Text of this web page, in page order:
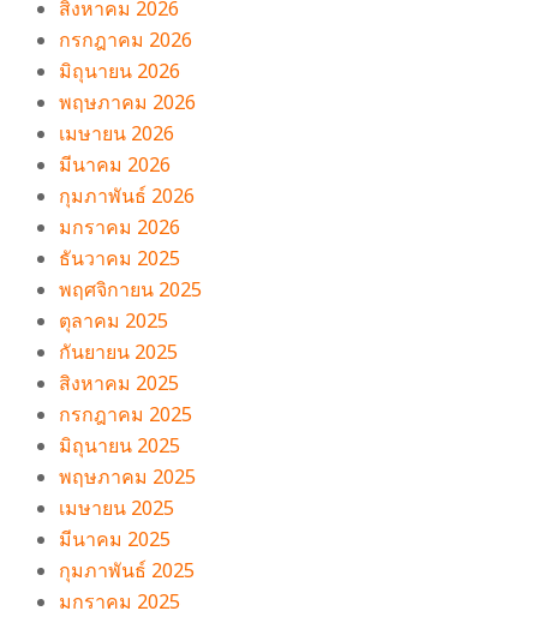
สิงหาคม 2026
กรกฎาคม 2026
มิถุนายน 2026
พฤษภาคม 2026
เมษายน 2026
มีนาคม 2026
กุมภาพันธ์ 2026
มกราคม 2026
ธันวาคม 2025
พฤศจิกายน 2025
ตุลาคม 2025
กันยายน 2025
สิงหาคม 2025
กรกฎาคม 2025
มิถุนายน 2025
พฤษภาคม 2025
เมษายน 2025
มีนาคม 2025
กุมภาพันธ์ 2025
มกราคม 2025